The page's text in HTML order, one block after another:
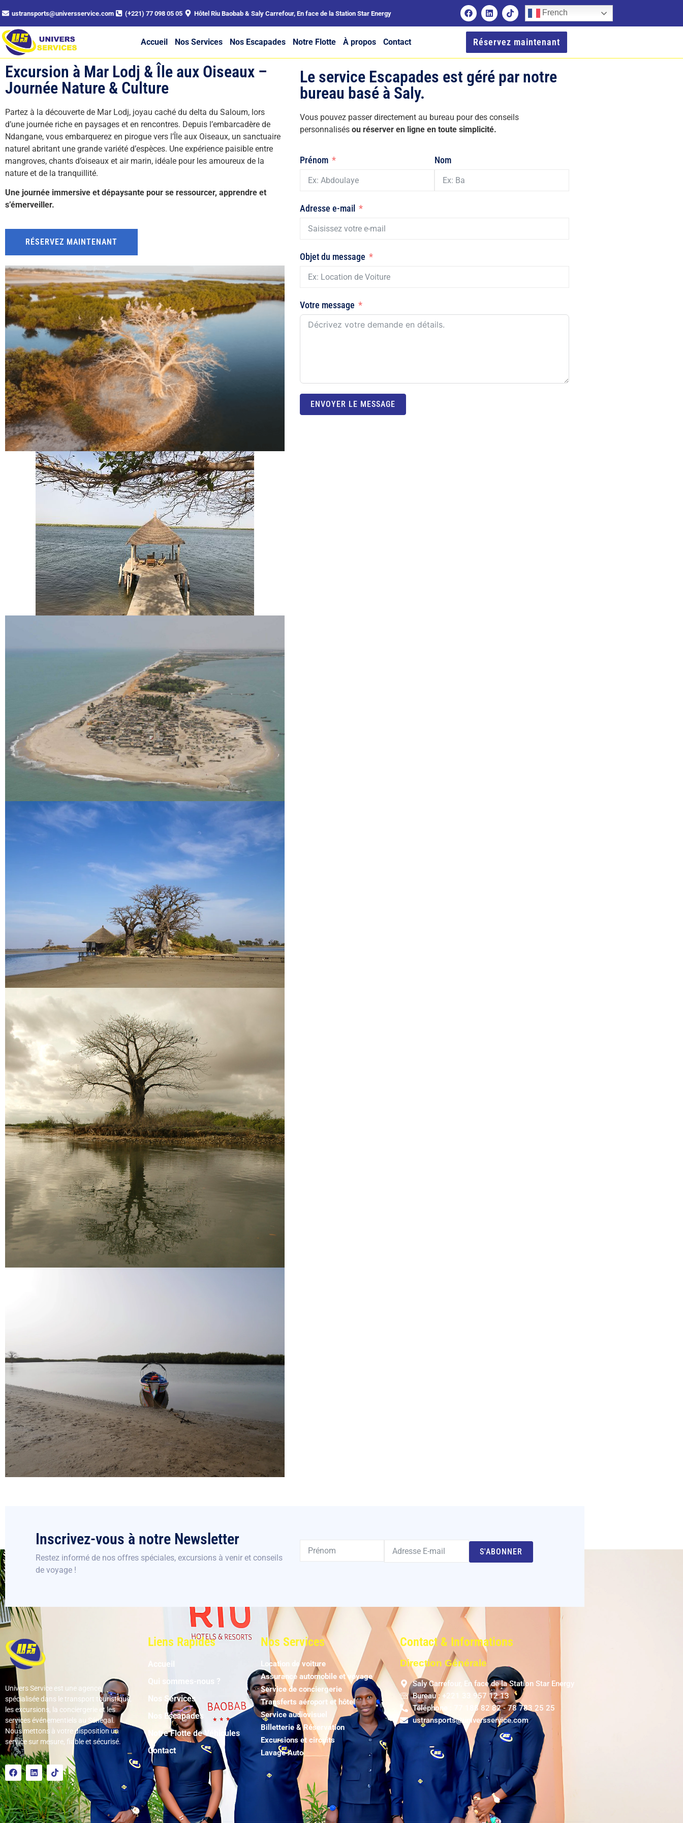
ustransports@universservice.com (+221) 77 098 05 05 Hôtel Riu Baobab & Saly Carrefour, En face de la Station Star Energy French
Accueil Nos Services Nos Escapades Notre Flotte À propos Contact Réservez maintenant
Excursion à Mar Lodj & Île aux Oiseaux –
Journée Nature & Culture
Partez à la découverte de Mar Lodj, joyau caché du delta du Saloum, lors
d’une journée riche en paysages et en rencontres. Depuis l’embarcadère de
Ndangane, vous embarquerez en pirogue vers l’Île aux Oiseaux, un sanctuaire
naturel abritant une grande variété d’espèces. Une expérience paisible entre
mangroves, chants d’oiseaux et air marin, idéale pour les amoureux de la
nature et de la tranquillité.
Une journée immersive et dépaysante pour se ressourcer, apprendre et
s’émerveiller.
RÉSERVEZ MAINTENANT
Le service Escapades est géré par notre
bureau basé à Saly.
Vous pouvez passer directement au bureau pour des conseils
personnalisés ou réserver en ligne en toute simplicité.
Prénom Nom
Adresse e-mail
Objet du message
Votre message
ENVOYER LE MESSAGE
Inscrivez-vous à notre Newsletter
Restez informé de nos offres spéciales, excursions à venir et conseils
de voyage !
S'ABONNER
Univers Service est une agence
spécialisée dans le transport touristique,
les excursions, la conciergerie et les
services événementiels au Sénégal.
Nous mettons à votre disposition un
service sur mesure, fiable et sécurisé.
Liens Rapides
Accueil
Qui sommes-nous ?
Nos Services
Nos Escapades
Notre Flotte de Véhicules
Contact
Nos Services
Location de voiture
Assurance automobile et voyage
Service de conciergerie
Transferts aéroport et hôtel
Service audiovisuel
Billetterie & Réservation
Excursions et circuits
Lavage Auto
Contact & Informations
Direction Générale
Saly Carrefour, En face de la Station Star Energy
Bureau : +221 33 957 12 13
Téléphone : 77 188 82 82 - 78 783 25 25
ustransports@universservice.com